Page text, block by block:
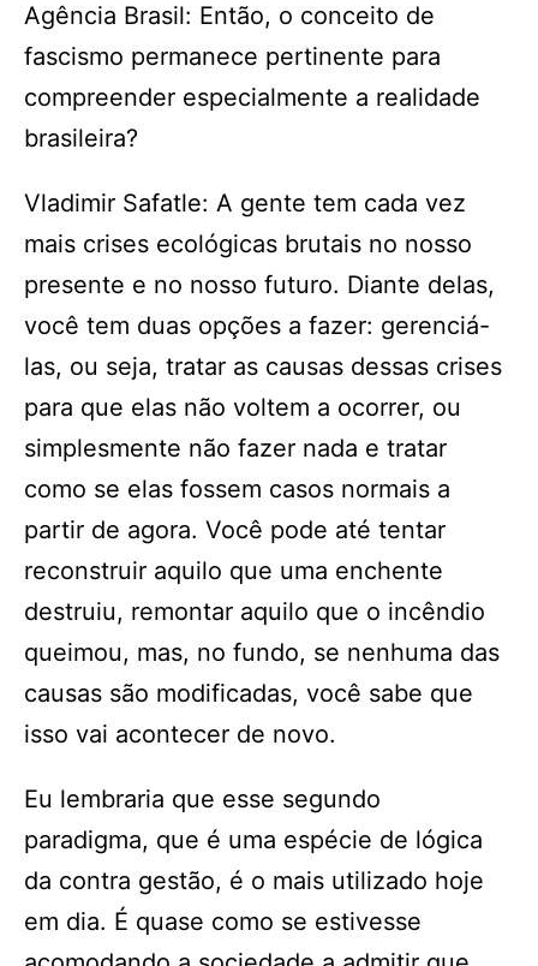
Agência Brasil: Então, o conceito de
fascismo permanece pertinente para
compreender especialmente a realidade
brasileira?
Vladimir Safatle: A gente tem cada vez
mais crises ecológicas brutais no nosso
presente e no nosso futuro. Diante delas,
você tem duas opções a fazer: gerenciá-
las, ou seja, tratar as causas dessas crises
para que elas não voltem a ocorrer, ou
simplesmente não fazer nada e tratar
como se elas fossem casos normais a
partir de agora. Você pode até tentar
reconstruir aquilo que uma enchente
destruiu, remontar aquilo que o incêndio
queimou, mas, no fundo, se nenhuma das
causas são modificadas, você sabe que
isso vai acontecer de novo.
Eu lembraria que esse segundo
paradigma, que é uma espécie de lógica
da contra gestão, é o mais utilizado hoje
em dia. É quase como se estivesse